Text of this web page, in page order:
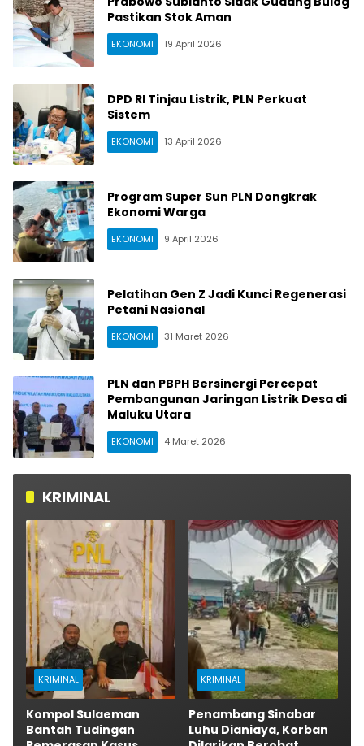
Pastikan Stok Aman
EKONOMI 19 April 2026
DPD RI Tinjau Listrik, PLN Perkuat
Sistem
EKONOMI 13 April 2026
Program Super Sun PLN Dongkrak
Ekonomi Warga
EKONOMI 9 April 2026
Pelatihan Gen Z Jadi Kunci Regenerasi
Petani Nasional
EKONOMI 31 Maret 2026
PLN dan PBPH Bersinergi Percepat
Pembangunan Jaringan Listrik Desa di
Maluku Utara
EKONOMI 4 Maret 2026
KRIMINAL
KRIMINAL
Kompol Sulaeman
Bantah Tudingan
KRIMINAL
Penambang Sinabar
Luhu Dianiaya, Korban